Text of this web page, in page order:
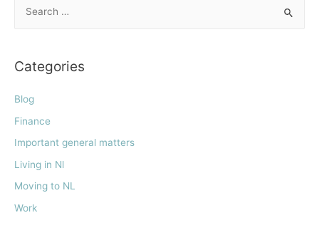
Categories
Blog
Finance
Important general matters
Living in Nl
Moving to NL
Work